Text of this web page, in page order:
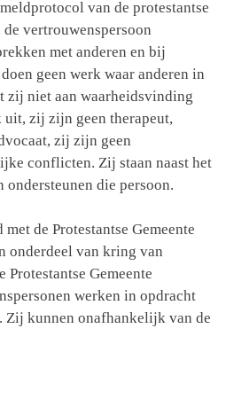
van de protestantse
vertrouwenspersoon
met anderen en bij
geen werk waar anderen in
zij niet aan waarheidsvinding
zij zijn geen therapeut,
zij zijn geen
conflicten. Zij staan naast het
die persoon.
de Protestantse Gemeente
onderdeel van kring van
Gemeente
werken in opdracht
Zij kunnen onafhankelijk van de